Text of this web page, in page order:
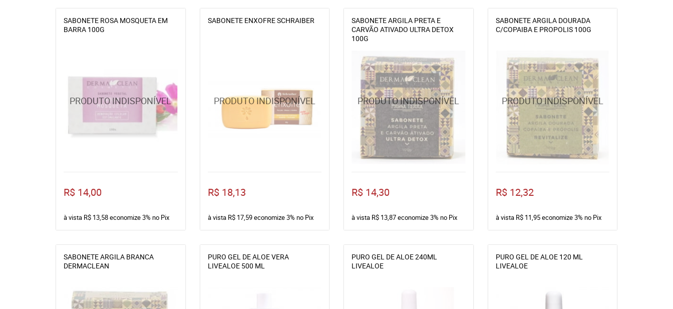
SABONETE ROSA MOSQUETA EM
BARRA 100G
R$ 14,00
à vista R$ 13,58economize3% no Pix
SABONETE ENXOFRE SCHRAIBER
R$ 18,13
à vista R$ 17,59economize3% no Pix
SABONETE ARGILA PRETA E
CARVÃO ATIVADO ULTRA DETOX
100G
R$ 14,30
à vista R$ 13,87economize3% no Pix
SABONETE ARGILA DOURADA
C/COPAIBA E PROPOLIS 100G
R$ 12,32
à vista R$ 11,95economize3% no Pix
SABONETE ARGILA BRANCA
DERMACLEAN
PURO GEL DE ALOE VERA
LIVEALOE 500 ML
PURO GEL DE ALOE 240ML
LIVEALOE
PURO GEL DE ALOE 120 ML
LIVEALOE